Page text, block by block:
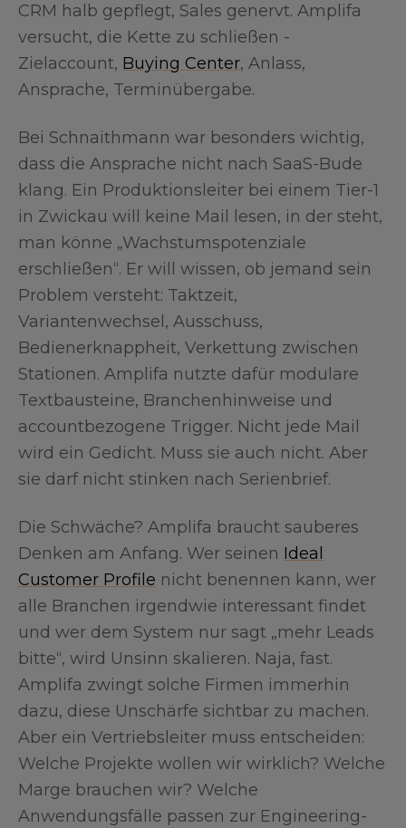
CRM halb gepflegt, Sales genervt. Amplifa
versucht, die Kette zu schließen -
Zielaccount, Buying Center, Anlass,
Ansprache, Terminübergabe.
Bei Schnaithmann war besonders wichtig,
dass die Ansprache nicht nach SaaS-Bude
klang. Ein Produktionsleiter bei einem Tier-1
in Zwickau will keine Mail lesen, in der steht,
man könne „Wachstumspotenziale
erschließen“. Er will wissen, ob jemand sein
Problem versteht: Taktzeit,
Variantenwechsel, Ausschuss,
Bedienerknappheit, Verkettung zwischen
Stationen. Amplifa nutzte dafür modulare
Textbausteine, Branchenhinweise und
accountbezogene Trigger. Nicht jede Mail
wird ein Gedicht. Muss sie auch nicht. Aber
sie darf nicht stinken nach Serienbrief.
Die Schwäche? Amplifa braucht sauberes
Denken am Anfang. Wer seinen Ideal
Customer Profile nicht benennen kann, wer
alle Branchen irgendwie interessant findet
und wer dem System nur sagt „mehr Leads
bitte“, wird Unsinn skalieren. Naja, fast.
Amplifa zwingt solche Firmen immerhin
dazu, diese Unschärfe sichtbar zu machen.
Aber ein Vertriebsleiter muss entscheiden:
Welche Projekte wollen wir wirklich? Welche
Marge brauchen wir? Welche
Anwendungsfälle passen zur Engineering-